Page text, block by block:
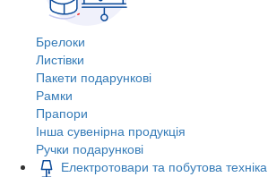
Брелоки
Листівки
Пакети подарункові
Рамки
Прапори
Інша сувенірна продукція
Ручки подарункові
Електротовари та побутова техніка